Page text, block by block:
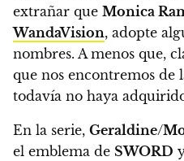
extrañar que Monica
WandaVision, adopte
nombres. A menos que,
que nos encontremos de
todavía no haya
En la serie, Geraldine/
el emblema de SWORD